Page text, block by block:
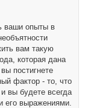
ваши опыты в
вам такую
которая дана
постигнете
фактор - то, что
вы будете всегда
его выражениями.